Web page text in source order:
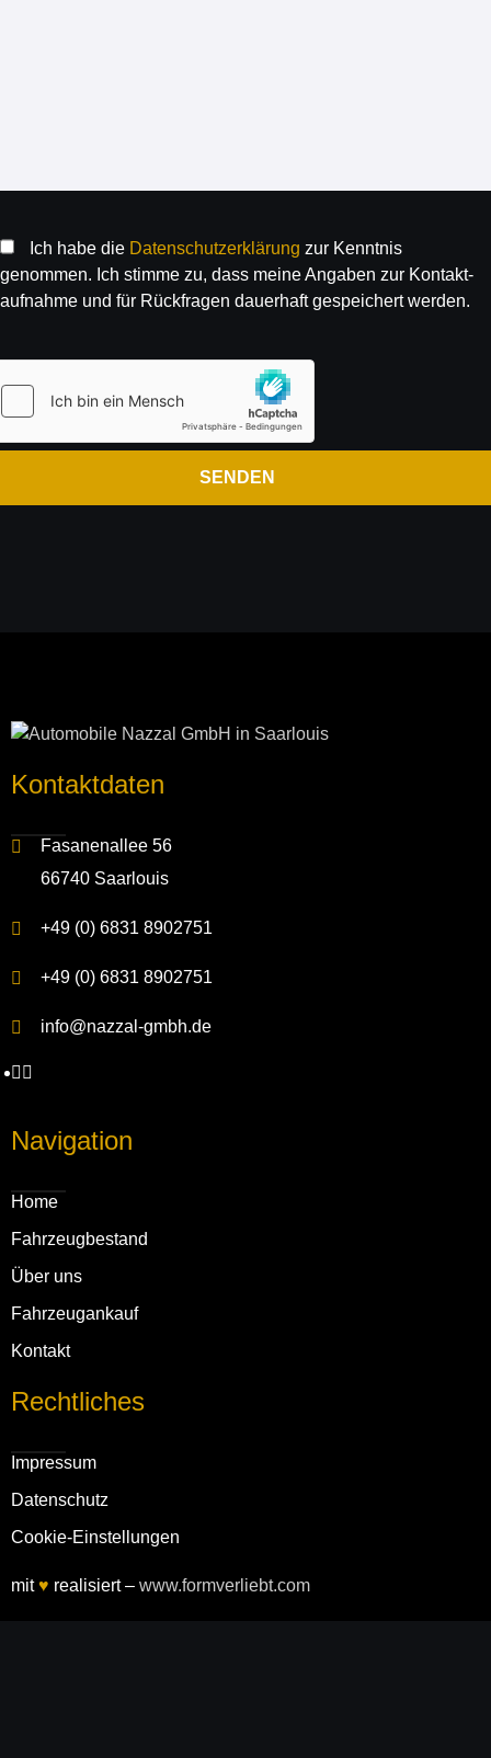
Ich habe die Daten­schutz­erklärung zur Kenntnis
genommen. Ich stimme zu, dass meine Angaben zur Kontakt­
aufnahme und für Rück­fragen dauer­haft gespeichert werden.
Kontakt­daten
Fasanenallee 56
66740 Saarlouis
+49 (0) 6831 8902751
+49 (0) 6831 8902751
info@nazzal-gmbh.de
Navigation
Home
Fahrzeug­bestand
Über uns
Fahrzeug­ankauf
Kontakt
Rechtliches
Impressum
Daten­schutz
Cookie-Einstellungen
mit♥ realisiert – www.formverliebt.com